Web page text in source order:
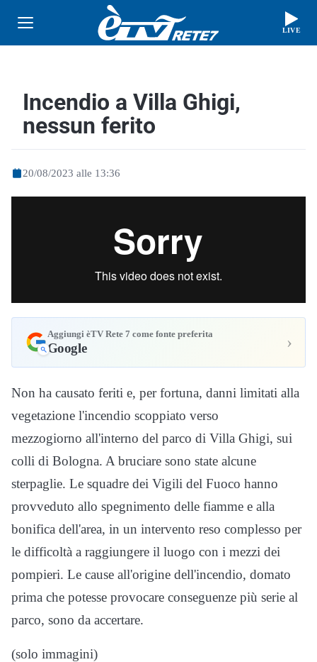
LIVE
Incendio a Villa Ghigi,
nessun ferito
20/08/2023 alle 13:36
Aggiungi èTV Rete 7 come fonte preferita
Google ›
Non ha causato feriti e, per fortuna, danni limitati alla
vegetazione l'incendio scoppiato verso
mezzogiorno all'interno del parco di Villa Ghigi, sui
colli di Bologna. A bruciare sono state alcune
sterpaglie. Le squadre dei Vigili del Fuoco hanno
provveduto allo spegnimento delle fiamme e alla
bonifica dell'area, in un intervento reso complesso per
le difficoltà a raggiungere il luogo con i mezzi dei
pompieri. Le cause all'origine dell'incendio, domato
prima che potesse provocare conseguenze più serie al
parco, sono da accertare.
(solo immagini)